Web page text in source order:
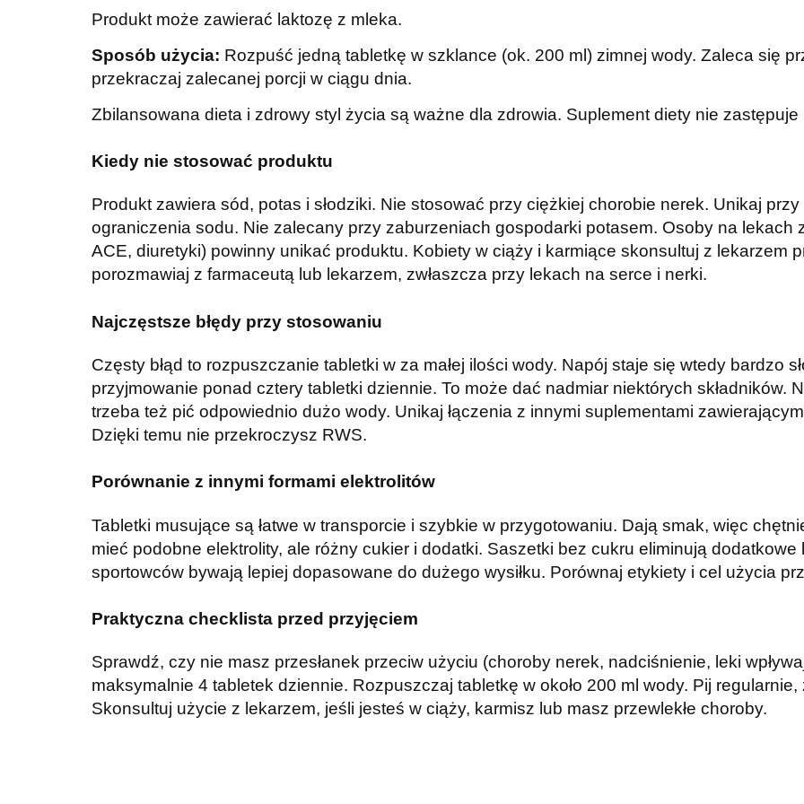
Produkt może zawierać laktozę z mleka.
Sposób użycia: Rozpuść jedną tabletkę w szklance (ok. 200 ml) zimnej wody. Zaleca się
przekraczaj zalecanej porcji w ciągu dnia.
Zbilansowana dieta i zdrowy styl życia są ważne dla zdrowia. Suplement diety nie zastępuje
Kiedy nie stosować produktu
Produkt zawiera sód, potas i słodziki. Nie stosować przy ciężkiej chorobie nerek. Unikaj
ograniczenia sodu. Nie zalecany przy zaburzeniach gospodarki potasem. Osoby na lekach
ACE, diuretyki) powinny unikać produktu. Kobiety w ciąży i karmiące skonsultuj z lekarzem
porozmawiaj z farmaceutą lub lekarzem, zwłaszcza przy lekach na serce i nerki.
Najczęstsze błędy przy stosowaniu
Częsty błąd to rozpuszczanie tabletki w za małej ilości wody. Napój staje się wtedy bardzo
przyjmowanie ponad cztery tabletki dziennie. To może dać nadmiar niektórych składników.
trzeba też pić odpowiednio dużo wody. Unikaj łączenia z innymi suplementami
Dzięki temu nie przekroczysz RWS.
Porównanie z innymi formami elektrolitów
Tabletki musujące są łatwe w transporcie i szybkie w przygotowaniu. Dają smak, więc
mieć podobne elektrolity, ale różny cukier i dodatki. Saszetki bez cukru eliminują dodatkowe
sportowców bywają lepiej dopasowane do dużego wysiłku. Porównaj etykiety i cel użycia
Praktyczna checklista przed przyjęciem
Sprawdź, czy nie masz przesłanek przeciw użyciu (choroby nerek, nadciśnienie, leki
maksymalnie 4 tabletek dziennie. Rozpuszczaj tabletkę w około 200 ml wody. Pij regularnie,
Skonsultuj użycie z lekarzem, jeśli jesteś w ciąży, karmisz lub masz przewlekłe choroby.